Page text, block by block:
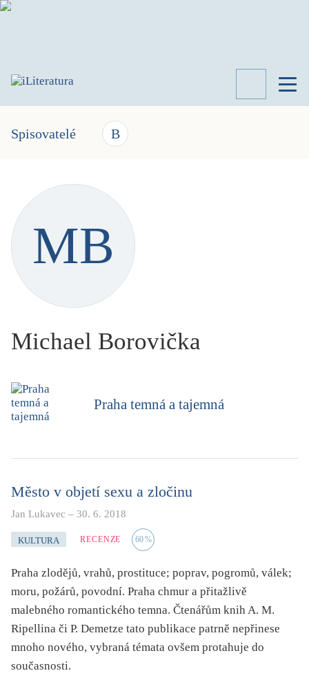
TÉMATA
KNIHY
LITERATURY
UKÁZKA
ILIGLOSA
Spisovatelé B
MB
Michael Borovička
Praha temná a tajemná
Město v objetí sexu a zločinu
Jan Lukavec – 30. 6. 2018
KULTURA RECENZE 60%
Praha zlodějů, vrahů, prostituce; poprav, pogromů, válek;
moru, požárů, povodní. Praha chmur a přitažlivě
malebného romantického temna. Čtenářům knih A. M.
Ripellina či P. Demetze tato publikace patrně nepřinese
mnoho nového, vybraná témata ovšem protahuje do
současnosti.